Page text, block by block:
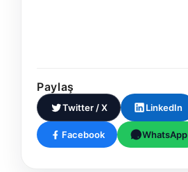
Paylaş
Twitter / X LinkedIn
Facebook WhatsApp